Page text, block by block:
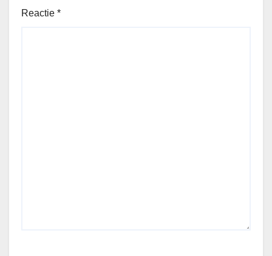
Reactie *